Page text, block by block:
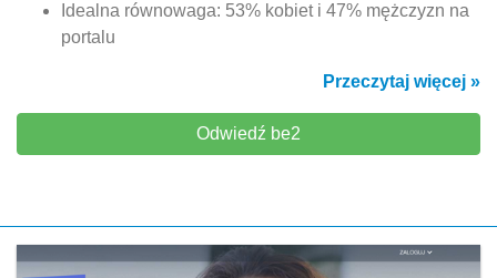
Idealna równowaga: 53% kobiet i 47% mężczyzn na
portalu
Przeczytaj więcej »
Odwiedź be2